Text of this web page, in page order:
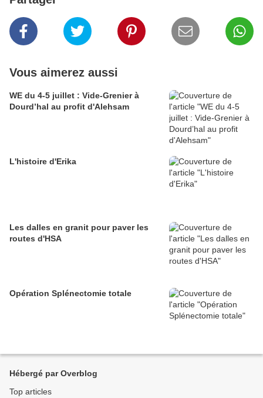
Vous aimerez aussi
WE du 4-5 juillet : Vide-Grenier à
Dourd’hal au profit d'Alehsam
L'histoire d'Erika
Les dalles en granit pour paver les
routes d'HSA
Opération Splénectomie totale
Hébergé par Overblog
Top articles